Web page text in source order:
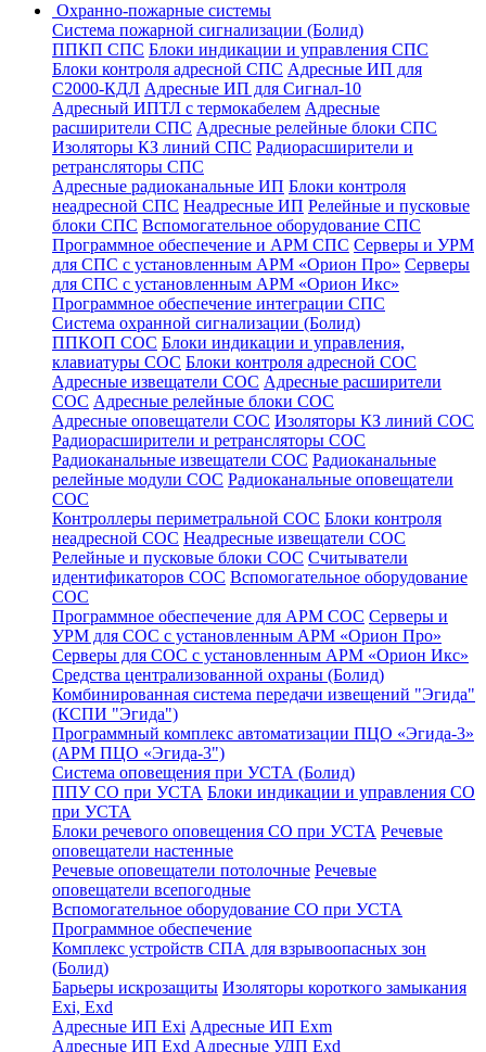
Охранно-пожарные системы
Система пожарной сигнализации (Болид)
ППКП СПС Блоки индикации и управления СПС
Блоки контроля адресной СПС Адресные ИП для
С2000-КДЛ Адресные ИП для Сигнал-10
Адресный ИПТЛ с термокабелем Адресные
расширители СПС Адресные релейные блоки СПС
Изоляторы КЗ линий СПС Радиорасширители и
ретрансляторы СПС
Адресные радиоканальные ИП Блоки контроля
неадресной СПС Неадресные ИП Релейные и пусковые
блоки СПС Вспомогательное оборудование СПС
Программное обеспечение и АРМ СПС Серверы и УРМ
для СПС с установленным АРМ «Орион Про» Серверы
для СПС с установленным АРМ «Орион Икс»
Программное обеспечение интеграции СПС
Система охранной сигнализации (Болид)
ППКОП СОС Блоки индикации и управления,
клавиатуры СОС Блоки контроля адресной СОС
Адресные извещатели СОС Адресные расширители
СОС Адресные релейные блоки СОС
Адресные оповещатели СОС Изоляторы КЗ линий СОС
Радиорасширители и ретрансляторы СОС
Радиоканальные извещатели СОС Радиоканальные
релейные модули СОС Радиоканальные оповещатели
СОС
Контроллеры периметральной СОС Блоки контроля
неадресной СОС Неадресные извещатели СОС
Релейные и пусковые блоки СОС Считыватели
идентификаторов СОС Вспомогательное оборудование
СОС
Программное обеспечение для АРМ СОС Серверы и
УРМ для СОС с установленным АРМ «Орион Про»
Серверы для СОС с установленным АРМ «Орион Икс»
Средства централизованной охраны (Болид)
Комбинированная система передачи извещений "Эгида"
(КСПИ "Эгида")
Программный комплекс автоматизации ПЦО «Эгида-3»
(АРМ ПЦО «Эгида-3")
Система оповещения при УСТА (Болид)
ППУ СО при УСТА Блоки индикации и управления СО
при УСТА
Блоки речевого оповещения СО при УСТА Речевые
оповещатели настенные
Речевые оповещатели потолочные Речевые
оповещатели всепогодные
Вспомогательное оборудование СО при УСТА
Программное обеспечение
Комплекс устройств СПА для взрывоопасных зон
(Болид)
Барьеры искрозащиты Изоляторы короткого замыкания
Exi, Exd
Адресные ИП Exi Адресные ИП Exm
Адресные ИП Exd Адресные УДП Exd